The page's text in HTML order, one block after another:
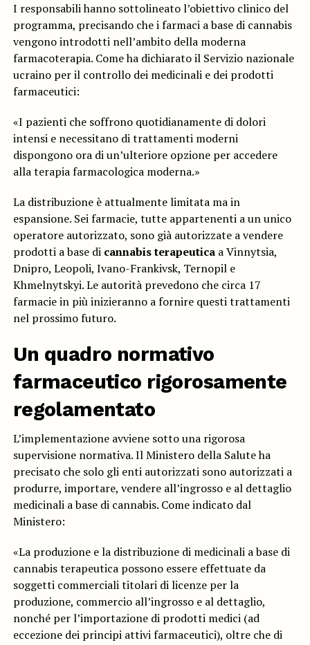
I responsabili hanno sottolineato l’obiettivo clinico del
programma, precisando che i farmaci a base di cannabis
vengono introdotti nell’ambito della moderna
farmacoterapia. Come ha dichiarato il Servizio nazionale
ucraino per il controllo dei medicinali e dei prodotti
farmaceutici:
«I pazienti che soffrono quotidianamente di dolori
intensi e necessitano di trattamenti moderni
dispongono ora di un’ulteriore opzione per accedere
alla terapia farmacologica moderna.»
La distribuzione è attualmente limitata ma in
espansione. Sei farmacie, tutte appartenenti a un unico
operatore autorizzato, sono già autorizzate a vendere
prodotti a base di cannabis terapeuticaa Vinnytsia,
Dnipro, Leopoli, Ivano-Frankivsk, Ternopil e
Khmelnytskyi. Le autorità prevedono che circa 17
farmacie in più inizieranno a fornire questi trattamenti
nel prossimo futuro.
Un quadro normativo
farmaceutico rigorosamente
regolamentato
L’implementazione avviene sotto una rigorosa
supervisione normativa. Il Ministero della Salute ha
precisato che solo gli enti autorizzati sono autorizzati a
produrre, importare, vendere all’ingrosso e al dettaglio
medicinali a base di cannabis. Come indicato dal
Ministero:
«La produzione e la distribuzione di medicinali a base di
cannabis terapeutica possono essere effettuate da
soggetti commerciali titolari di licenze per la
produzione, commercio all’ingrosso e al dettaglio,
nonché per l’importazione di prodotti medici (ad
eccezione dei principi attivi farmaceutici), oltre che di